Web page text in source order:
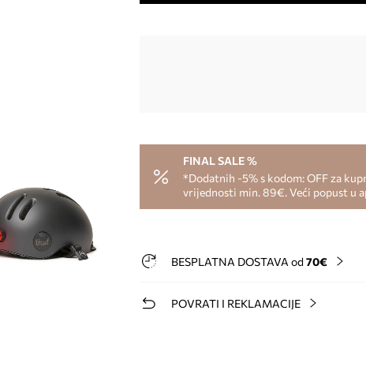
FINAL SALE %
*Dodatnih -5% s kodom: OFF za
vrijednosti min. 89€. Veći popust u
BESPLATNA DOSTAVA od 70€
POVRATI I REKLAMACIJE